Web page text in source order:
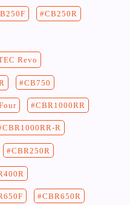
CB250R
Revo
CB750
CBR1000RR
CBR1000RR-R
CBR250R
CBR650R